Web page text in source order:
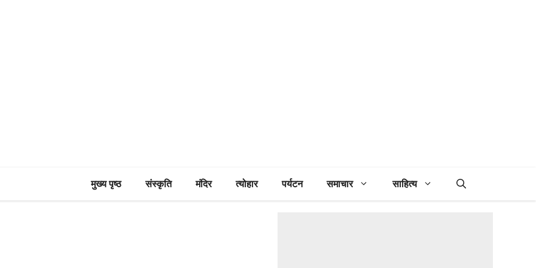
मुख्य पृष्ठ संस्कृति मंदिर त्योहार पर्यटन समाचार साहित्य